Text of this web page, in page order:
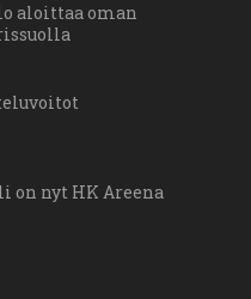
aloittaa oman
on nyt HK Areena